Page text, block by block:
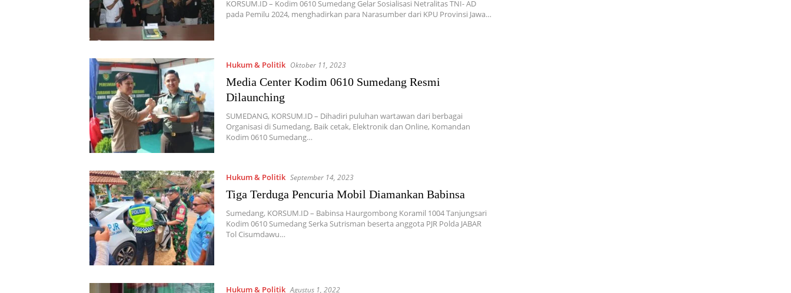
KORSUM.ID – Kodim 0610 Sumedang Gelar Sosialisasi Netralitas TNI- AD
pada Pemilu 2024, menghadirkan para Narasumber dari KPU Provinsi Jawa…
Hukum & Politik Oktober 11, 2023
Media Center Kodim 0610 Sumedang Resmi
Dilaunching
SUMEDANG, KORSUM.ID – Dihadiri puluhan wartawan dari berbagai
Organisasi di Sumedang, Baik cetak, Elektronik dan Online, Komandan
Kodim 0610 Sumedang…
Hukum & Politik September 14, 2023
Tiga Terduga Pencuria Mobil Diamankan Babinsa
Sumedang, KORSUM.ID – Babinsa Haurgombong Koramil 1004 Tanjungsari
Kodim 0610 Sumedang Serka Sutrisman beserta anggota PJR Polda JABAR
Tol Cisumdawu…
Hukum & Politik Agustus 1, 2022